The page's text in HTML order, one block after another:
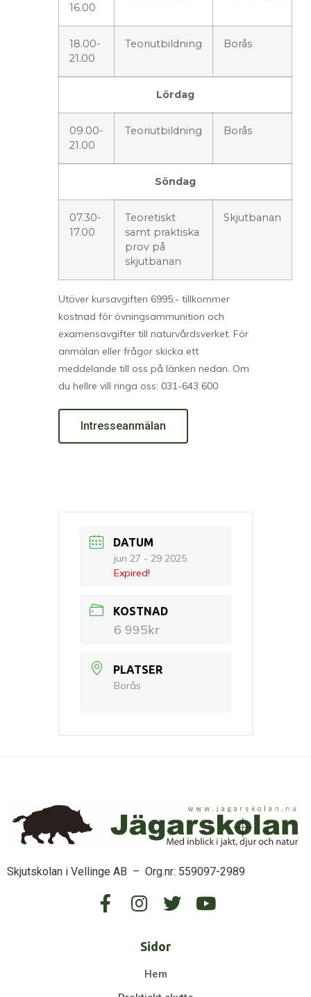
16.00
18.00-
21.00
Teoriutbildning Borås
Lördag
09.00-
21.00
Teoriutbildning Borås
Söndag
07.30-
17.00
Teoretiskt
samt praktiska
prov på
skjutbanan
Skjutbanan
Utöver kursavgiften 6995:- tillkommer
kostnad för övningsammunition och
examensavgifter till naturvårdsverket. För
anmälan eller frågor skicka ett
meddelande till oss på länken nedan. Om
du hellre vill ringa oss: 031-643 600
Intresseanmälan
DATUM
jun 27 - 29 2025
Expired!
KOSTNAD
6 995kr
PLATSER
Borås
Skjutskolan i Vellinge AB – Org.nr: 559097-2989
Sidor
Hem